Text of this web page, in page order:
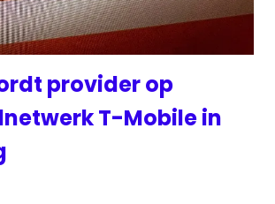
provider op
T-Mobile in